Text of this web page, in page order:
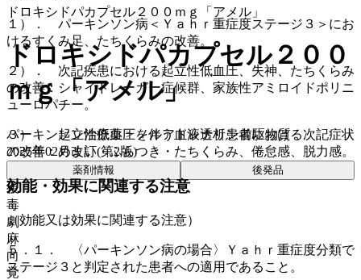
１）． パーキンソン病＜Ｙａｈｒ重症度ステージ３＞にお
けるすくみ足、たちくらみの改善。
２）． 次記疾患における起立性低血圧、失神、たちくらみ
の改善：シャイドレーガー症候群、家族性アミロイドポリニ
ューロパチー。
３）． 起立性低血圧を伴う血液透析患者における次記症状
の改善：めまい・ふらつき・たちくらみ、倦怠感、脱力感。
効能・効果に関連する注意
（効能又は効果に関連する注意）
５．１． 〈パーキンソン病の場合〉Ｙａｈｒ重症度分類で
ステージ３と判定された患者への適用であること。
ドロキシドパカプセル２００ｍｇ「アメル」
ドロキシドパカプセル２００
ｍｇ「アメル」
パーキンソン治療薬 > ノルアドレナリン前駆物質
2025年02月改訂(第2版)
薬剤情報 後発品
後
毒
劇
麻
向
覚